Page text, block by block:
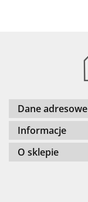
Dane adresowe
Informacje
O sklepie